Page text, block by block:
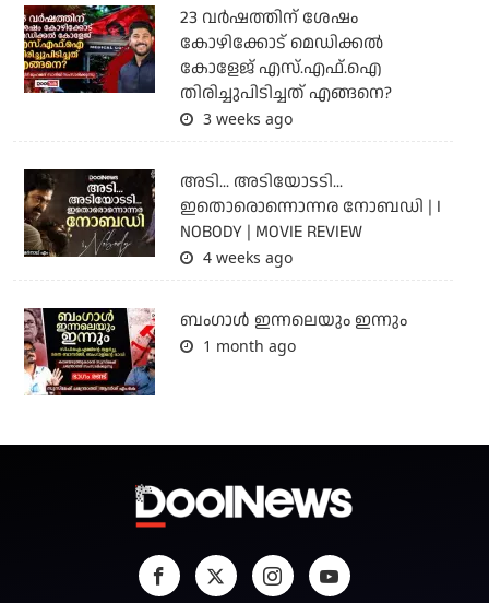
23 വർഷത്തിന് ശേഷം
കോഴിക്കോട് മെഡിക്കൽ
കോളേജ് എസ്.എഫ്.ഐ
തിരിച്ചുപിടിച്ചത് എങ്ങനെ?
3 weeks ago
അടി... അടിയോടടി...
ഇതൊരൊന്നൊന്നര നോബഡി | I
NOBODY | MOVIE REVIEW
4 weeks ago
ബംഗാള്‍ ഇന്നലെയും ഇന്നും
1 month ago